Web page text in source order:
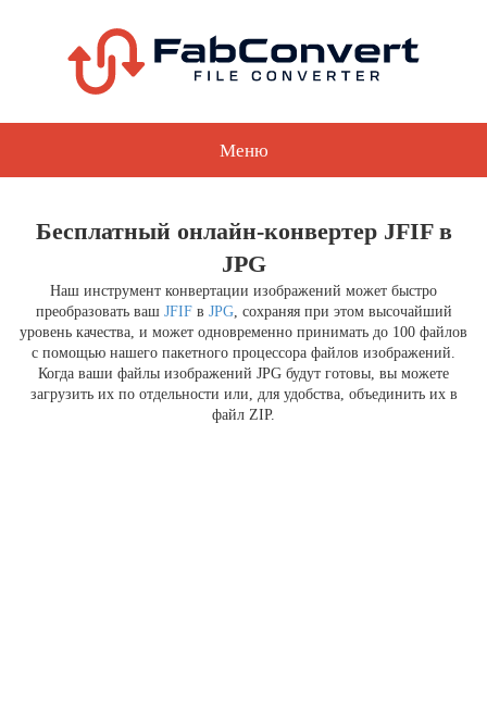
Меню
Бесплатный онлайн-конвертер JFIF в
JPG
Наш инструмент конвертации изображений может быстро
преобразовать ваш JFIFв JPG, сохраняя при этом высочайший
уровень качества, и может одновременно принимать до 100 файлов
с помощью нашего пакетного процессора файлов изображений.
Когда ваши файлы изображений JPG будут готовы, вы можете
загрузить их по отдельности или, для удобства, объединить их в
файл ZIP.